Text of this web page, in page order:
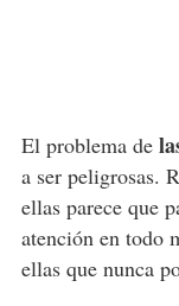
El problema de
a ser peligrosas.
ellas parece que
atención en todo
ellas que nunca